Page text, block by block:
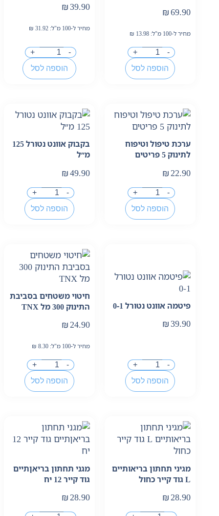
₪69.90
מחיר ל-100 מ"ל: ₪ 13.98
-
+
הוספה לסל
₪39.90
מחיר ל-100 מ"ל: ₪ 31.92
-
+
הוספה לסל
ערכת טיפול וטיפוח
לתינוק 5 פריטים
₪ 22.90
-
+
הוספה לסל
בקבוק אוונט נטורל 125
מ״ל
₪49.90
-
+
הוספה לסל
פיטמה אוונט נטורל 0-1
₪39.90
-
+
הוספה לסל
חיטוי משטחים בסביבת
התינוק 300 מל TNX
₪24.90
מחיר ל-100 מ"ל: ₪ 8.30
-
+
הוספה לסל
מגיני תחתון בריאותיים
L גוד קייר כחול
₪ 28.90
מגני תחתון בריאןתיים
גוד קייר 12 יח
₪ 28.90